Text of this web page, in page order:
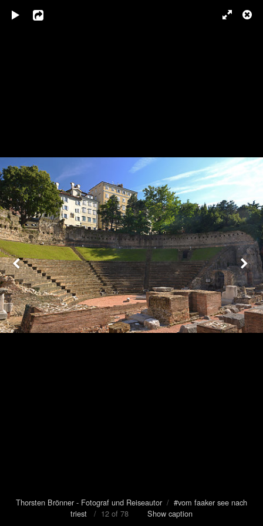
Thorsten Brönner - Fotograf und Reiseautor / #vom faaker see nach
triest / 12 of 78 Show caption